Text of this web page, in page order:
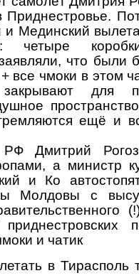
и Мединский
четыре
что были
все чмоки в этом
для
ещё и
РФ Дмитрий
а министр
и Ко
Молдовы с
и чатик
в Тирасполь